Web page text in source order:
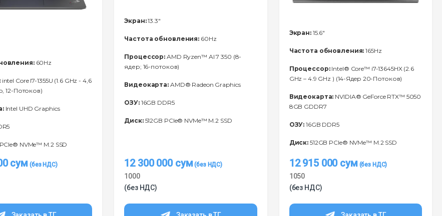
60Hz
intel Core I7-1355U (1.6 GHz - 4,6
12-Потоков)
Intel UHD Graphics
NVMe™ M.2 SSD
сум
Экран:13.3"
Частота обновления: 60Hz
Процессор: AMD Ryzen™ Al 7 350 (8-
ядер; 16-потоков)
Видеокарта: AMD® Radeon Graphics
ОЗУ:16GB DDR5
Диск:512GB PCIe® NVMe™ M.2 SSD
12 300 000 сум
1000
(без НДС)
Экран:15.6"
Частота обновления: 165Hz
Процессор:Intel® Core™ i7-13645HX (2.6
GHz – 4.9 GHz ) (14-Ядeр 20-Потоков)
Видеокарта: NVIDIA® GeForce RTX™ 5050
8GB GDDR7
ОЗУ: 16GB DDR5
Диск: 512GB PCIe® NVMe™ M.2 SSD
12 915 000 сум
1050
(без НДС)